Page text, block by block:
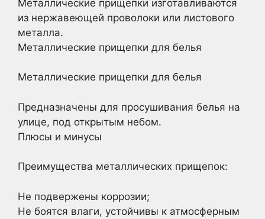
Металлические прищепки изготавливаются
из нержавеющей проволоки или листового
металла.
Металлические прищепки для белья
Металлические прищепки для белья
Предназначены для просушивания белья на
улице, под открытым небом.
Плюсы и минусы
Преимущества металлических прищепок:
Не подвержены коррозии;
Не боятся влаги, устойчивы к атмосферным